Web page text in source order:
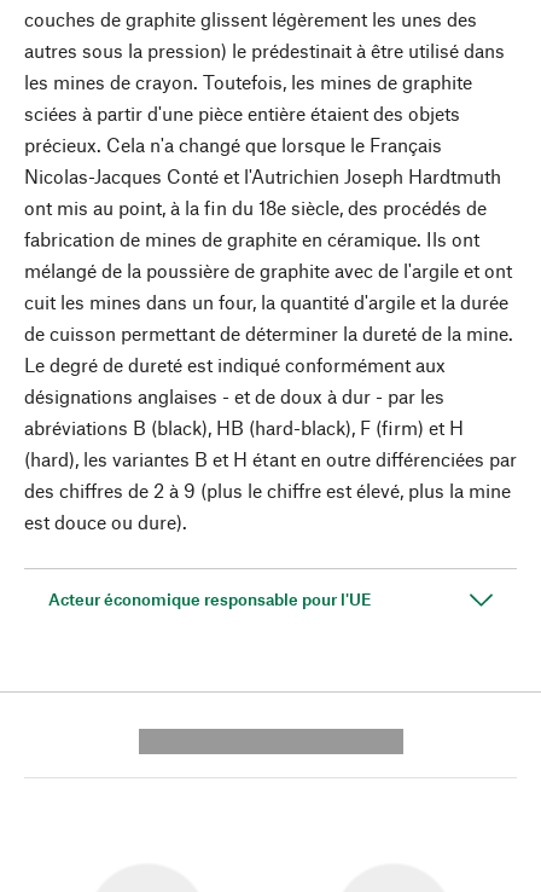
couches de graphite glissent légèrement les unes des
autres sous la pression) le prédestinait à être utilisé dans
les mines de crayon. Toutefois, les mines de graphite
sciées à partir d'une pièce entière étaient des objets
précieux. Cela n'a changé que lorsque le Français
Nicolas-Jacques Conté et l'Autrichien Joseph Hardtmuth
ont mis au point, à la fin du 18e siècle, des procédés de
fabrication de mines de graphite en céramique. Ils ont
mélangé de la poussière de graphite avec de l'argile et ont
cuit les mines dans un four, la quantité d'argile et la durée
de cuisson permettant de déterminer la dureté de la mine.
Le degré de dureté est indiqué conformément aux
désignations anglaises - et de doux à dur - par les
abréviations B (black), HB (hard-black), F (firm) et H
(hard), les variantes B et H étant en outre différenciées par
des chiffres de 2 à 9 (plus le chiffre est élevé, plus la mine
est douce ou dure).
Acteur économique responsable pour l'UE